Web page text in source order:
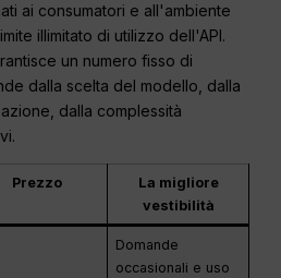
ai consumatori e all'ambiente
illimitato di utilizzo dell'API.
un numero fisso di
dalla scelta del modello, dalla
dalla complessità
Prezzo
La migliore
vestibilità
Domande
occasionali e uso